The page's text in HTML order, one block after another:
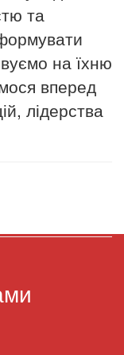
та
на їхню
вперед
лідерства